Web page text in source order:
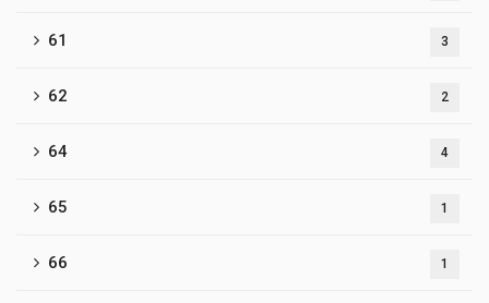
61 3
62 2
64 4
65 1
66 1